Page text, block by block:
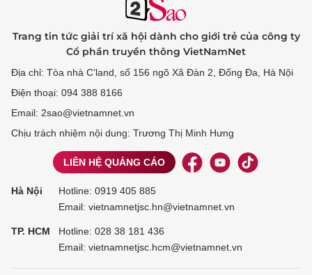
Trang tin tức giải trí xã hội dành cho giới trẻ của công ty
Cổ phần truyền thông VietNamNet
Địa chỉ: Tòa nhà C’land, số 156 ngõ Xã Đàn 2, Đống Đa, Hà Nội
Điện thoại: 094 388 8166
Email: 2sao@vietnamnet.vn
Chịu trách nhiệm nội dung: Trương Thị Minh Hưng
LIÊN HỆ QUẢNG CÁO
Hà Nội Hotline: 0919 405 885
Email: vietnamnetjsc.hn@vietnamnet.vn
TP. HCM Hotline: 028 38 181 436
Email: vietnamnetjsc.hcm@vietnamnet.vn